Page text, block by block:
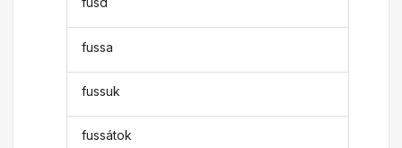
fussa
fussuk
fussátok